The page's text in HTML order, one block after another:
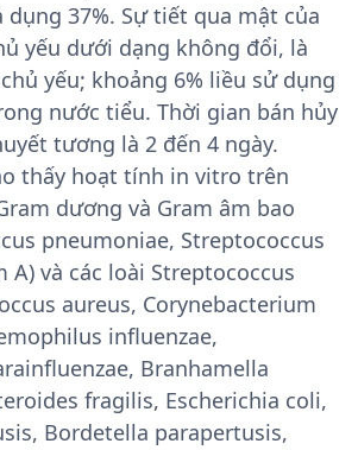
dụng 37%. Sự tiết qua mật của
yếu dưới dạng không đổi, là
yếu; khoảng 6% liều sử dụng
nước tiểu. Thời gian bán hủy
tương là 2 đến 4 ngày.
thấy hoạt tính in vitro trên
dương và Gram âm bao
pneumoniae, Streptococcus
A) và các loài Streptococcus
aureus, Corynebacterium
influenzae,
Branhamella
fragilis, Escherichia coli,
Bordetella parapertusis,